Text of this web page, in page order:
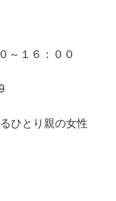
～１６：００
ひとり親の女性